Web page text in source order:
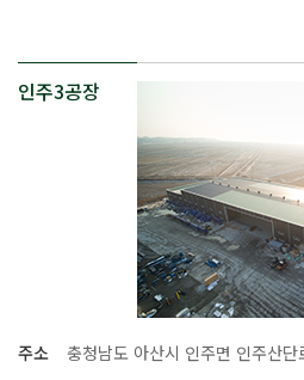
인주3공장
주소
충청남도 아산시 인주면 인주산